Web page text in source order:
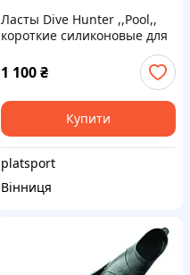
Ласты Dive Hunter ,,Pool,,
короткие силиконовые для
1 100₴
Купити
platsport
Вінниця